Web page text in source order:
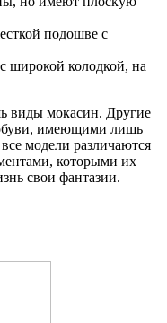
подошве с
широкой колодкой, на
виды мокасин. Другие
имеющими лишь
модели различаются
которыми их
свои фантазии.